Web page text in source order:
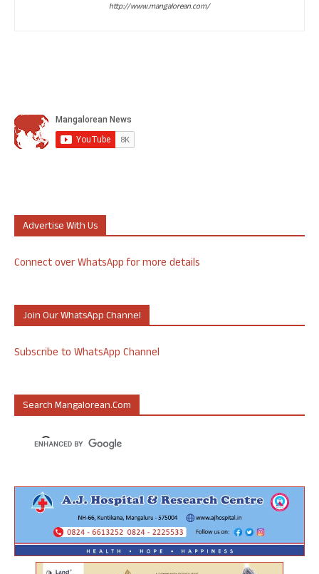
http://www.mangalorean.com/
Advertise With Us
Connect over WhatsApp for more details
Join Our WhatsApp Channel
Subscribe to WhatsApp Channel
Search Mangalorean.com